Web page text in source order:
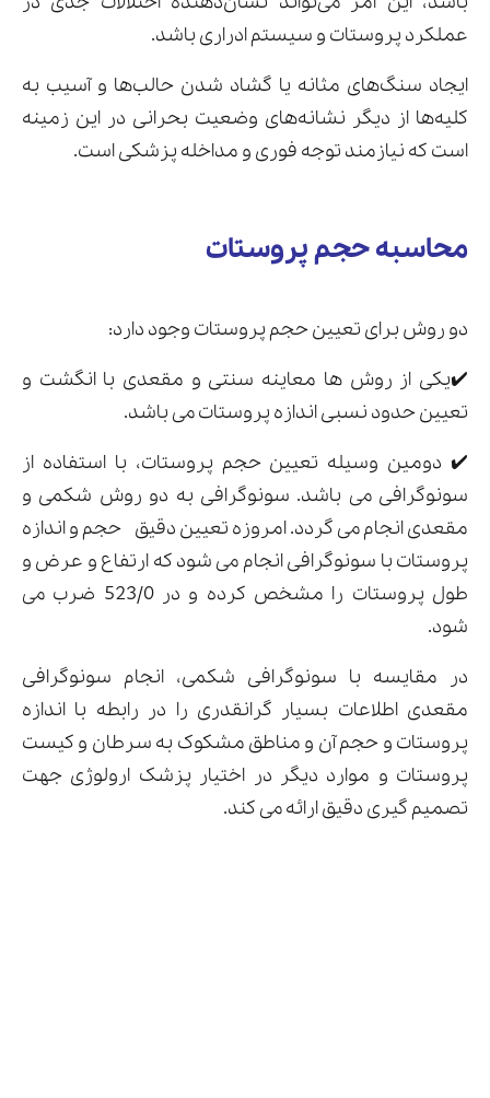
عملکرد پروستات و سیستم ادراری باشد.
ایجاد سنگ‌های مثانه یا گشاد شدن حالب‌ها و آسیب به
کلیه‌ها از دیگر نشانه‌های وضعیت بحرانی در این زمینه
است که نیازمند توجه فوری و مداخله پزشکی است.
محاسبه حجم پروستات
دو روش برای تعیین حجم پروستات وجود دارد:
✔️یکی از روش ها معاینه سنتی و مقعدی با انگشت و
تعیین حدود نسبی اندازه پروستات می باشد.
✔️ دومین وسیله تعیین حجم پروستات، با استفاده از
سونوگرافی می باشد. سونوگرافی به دو روش شکمی و
مقعدی انجام می گردد. امروزه تعیین دقیق حجم و اندازه
پروستات با سونوگرافی انجام می شود که ارتفاع و عرض و
طول پروستات را مشخص کرده و در 523/0 ضرب می
شود.
در مقایسه با سونوگرافی شکمی، انجام سونوگرافی
مقعدی اطلاعات بسیار گرانقدری را در رابطه با اندازه
پروستات و حجم آن و مناطق مشکوک به سرطان و کیست
پروستات و موارد دیگر در اختیار پزشک ارولوژی جهت
تصمیم گیری دقیق ارائه می کند.